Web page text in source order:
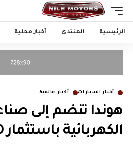
الرئيسية المنتدى أخبار محلية
أخبار السيارات أخبار عالمية
هوندا تنضم إلى
الكهربائية باستثمار 40 مليار دولار